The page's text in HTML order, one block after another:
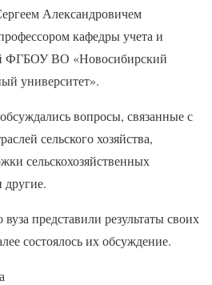
Александровичем
кафедры учета и
ФГБОУ ВО «Новосибирский
университет».
вопросы, связанные с
сельского хозяйства,
сельскохозяйственных
другие.
представили результаты своих
состоялось их обсуждение.